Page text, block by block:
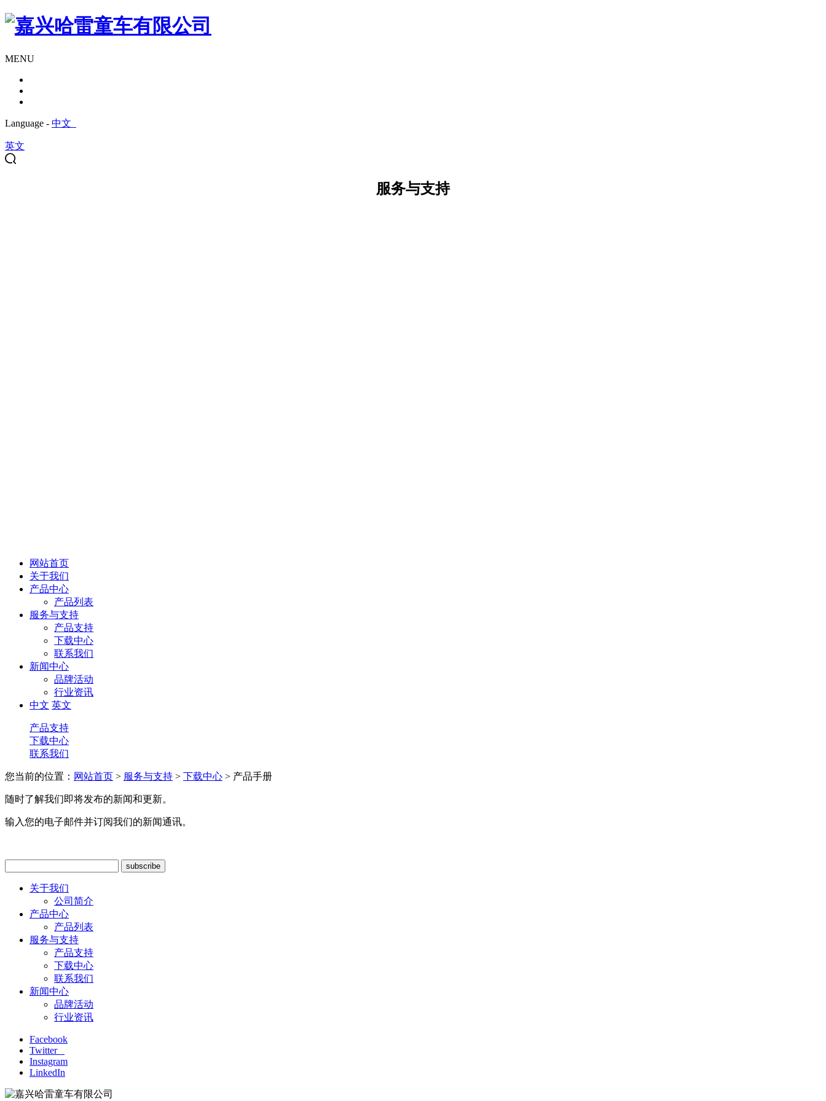
MENU
Language - 中文
英文
服务与支持
网站首页
关于我们
产品中心
产品列表
服务与支持
产品支持
下载中心
联系我们
新闻中心
品牌活动
行业资讯
中文 英文
产品支持
下载中心
联系我们
您当前的位置： 网站首页 > 服务与支持 > 下载中心 > 产品手册
随时了解我们即将发布的新闻和更新。
输入您的电子邮件并订阅我们的新闻通讯。
关于我们
公司简介
产品中心
产品列表
服务与支持
产品支持
下载中心
联系我们
新闻中心
品牌活动
行业资讯
Facebook
Twitter
Instagram
LinkedIn